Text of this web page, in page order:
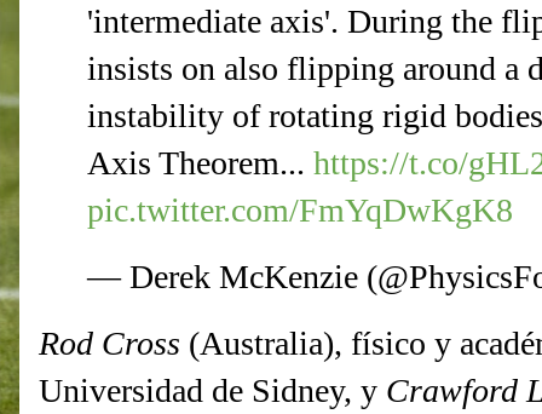
'intermediate axis'. During the
insists on also flipping around a
instability of rotating rigid
Axis Theorem... https://t.co/
pic.twitter.com/FmYqDwKgK8
— Derek McKenzie
Rod Cross (Australia), físico y
Universidad de Sidney, y Crawford